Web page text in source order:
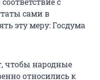
сами в
эту меру: Госдума
чтобы народные
относились к